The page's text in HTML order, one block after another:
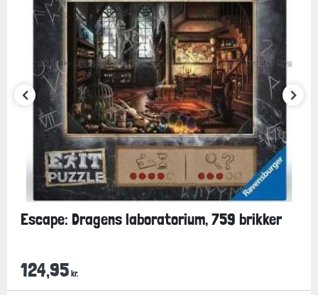
Escape: Dragens laboratorium, 759 brikker
124,95 kr.